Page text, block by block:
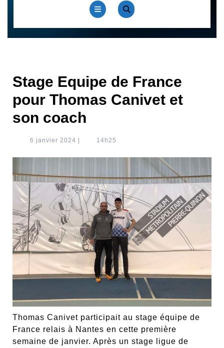
Open
Button
Stage Equipe de France
pour Thomas Canivet et
son coach
6 janvier 2024 6
2024
14h25
Thomas Canivet participait au stage équipe de
France relais à Nantes en cette première
semaine de janvier. Après un stage ligue de